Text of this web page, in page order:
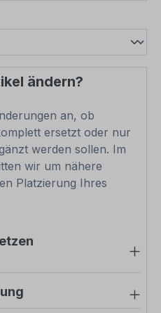
ändern?
an, ob
ersetzt oder nur
werden sollen. Im
wir um nähere
Platzierung Ihres